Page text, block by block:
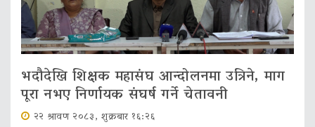
भदौदेखि शिक्षक महासंघ आन्दोलनमा उत्रिने, माग
पूरा नभए निर्णायक संघर्ष गर्ने चेतावनी
२२ श्रावण २०८३, शुक्रबार १६:२६